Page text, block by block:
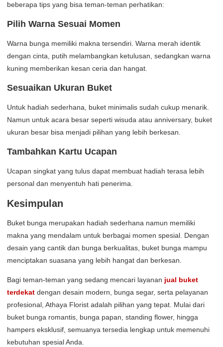
beberapa tips yang bisa teman-teman perhatikan:
Pilih Warna Sesuai Momen
Warna bunga memiliki makna tersendiri. Warna merah identik
dengan cinta, putih melambangkan ketulusan, sedangkan warna
kuning memberikan kesan ceria dan hangat.
Sesuaikan Ukuran Buket
Untuk hadiah sederhana, buket minimalis sudah cukup menarik.
Namun untuk acara besar seperti wisuda atau anniversary, buket
ukuran besar bisa menjadi pilihan yang lebih berkesan.
Tambahkan Kartu Ucapan
Ucapan singkat yang tulus dapat membuat hadiah terasa lebih
personal dan menyentuh hati penerima.
Kesimpulan
Buket bunga merupakan hadiah sederhana namun memiliki
makna yang mendalam untuk berbagai momen spesial. Dengan
desain yang cantik dan bunga berkualitas, buket bunga mampu
menciptakan suasana yang lebih hangat dan berkesan.
Bagi teman-teman yang sedang mencari layanan jual buket
terdekat dengan desain modern, bunga segar, serta pelayanan
profesional, Athaya Florist adalah pilihan yang tepat. Mulai dari
buket bunga romantis, bunga papan, standing flower, hingga
hampers eksklusif, semuanya tersedia lengkap untuk memenuhi
kebutuhan spesial Anda.